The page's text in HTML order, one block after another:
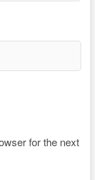
for the next